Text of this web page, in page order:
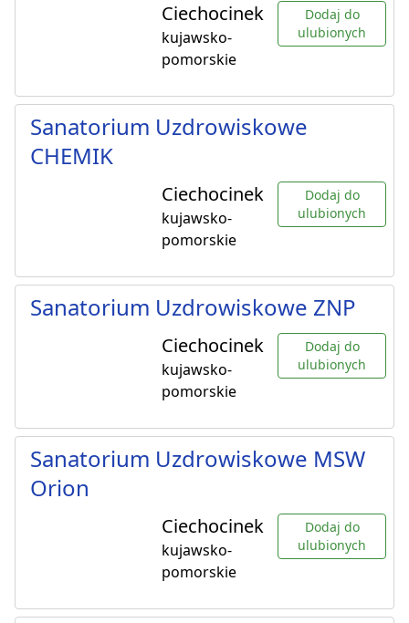
Ciechocinek
kujawsko-
pomorskie
Dodaj do
ulubionych
Sanatorium Uzdrowiskowe
CHEMIK
Ciechocinek
kujawsko-
pomorskie
Dodaj do
ulubionych
Sanatorium Uzdrowiskowe ZNP
Ciechocinek
kujawsko-
pomorskie
Dodaj do
ulubionych
Sanatorium Uzdrowiskowe MSW
Orion
Ciechocinek
kujawsko-
pomorskie
Dodaj do
ulubionych